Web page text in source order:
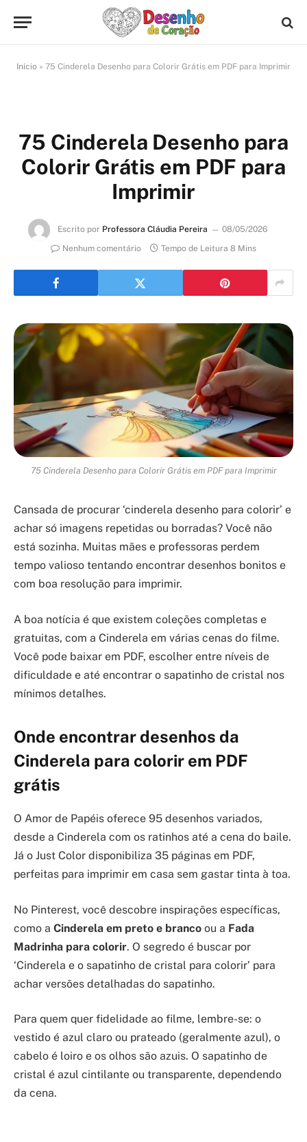
Início » 75 Cinderela Desenho para Colorir Grátis em PDF para Imprimir
75 Cinderela Desenho para
Colorir Grátis em PDF para
Imprimir
Escrito por Professora Cláudia Pereira
08/05/2026
Nenhum comentário
Tempo de Leitura 8 Mins
75 Cinderela Desenho para Colorir Grátis em PDF para Imprimir
Cansada de procurar ‘cinderela desenho para colorir’ e
achar só imagens repetidas ou borradas? Você não
está sozinha. Muitas mães e professoras perdem
tempo valioso tentando encontrar desenhos bonitos e
com boa resolução para imprimir.
A boa notícia é que existem coleções completas e
gratuitas, com a Cinderela em várias cenas do filme.
Você pode baixar em PDF, escolher entre níveis de
dificuldade e até encontrar o sapatinho de cristal nos
mínimos detalhes.
Onde encontrar desenhos da
Cinderela para colorir em PDF
grátis
O Amor de Papéis oferece 95 desenhos variados,
desde a Cinderela com os ratinhos até a cena do baile.
Já o Just Color disponibiliza 35 páginas em PDF,
perfeitas para imprimir em casa sem gastar tinta à toa.
No Pinterest, você descobre inspirações específicas,
como a Cinderela em preto e branco ou a Fada
Madrinha para colorir. O segredo é buscar por
‘Cinderela e o sapatinho de cristal para colorir’ para
achar versões detalhadas do sapatinho.
Para quem quer fidelidade ao filme, lembre-se: o
vestido é azul claro ou prateado (geralmente azul), o
cabelo é loiro e os olhos são azuis. O sapatinho de
cristal é azul cintilante ou transparente, dependendo
da cena.